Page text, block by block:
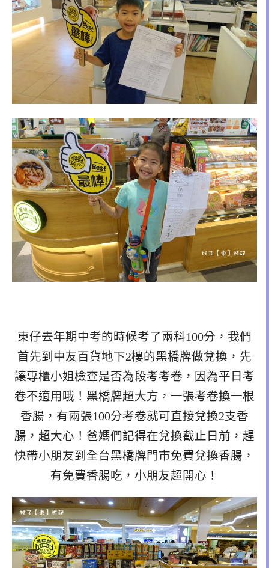
東仔去年期中考的時候考了兩科100分，我們
首先到中友百貨地下2樓的黑橋牌做兌換，先
讓專櫃小姐檢查是否為段考考卷，因為平日考
卷不適用哦！黑橋牌超大方，一張考卷換一根
香腸，有兩張100分考卷就可直接兌換2支香
腸，超大心！爸媽們記得在兌換截止日前，趕
快帶小朋友到全台黑橋牌門市免費兌換香腸，
有免費香腸吃，小朋友超開心！